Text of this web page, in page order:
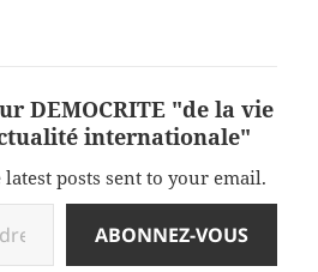
DEMOCRITE "de la vie
internationale"
posts sent to your email.
ABONNEZ-VOUS